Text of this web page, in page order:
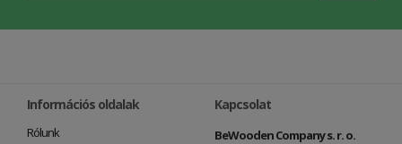
Információs oldalak
Rólunk
Kapcsolat
BeWooden Company s. r. o.